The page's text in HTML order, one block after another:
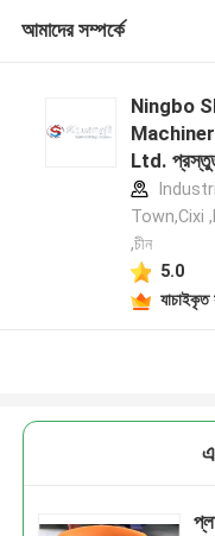
আমাদের সম্পর্কে
Ningbo
Ltd.
Town,Cixi
,চীন
5.0
যাচাইকৃত